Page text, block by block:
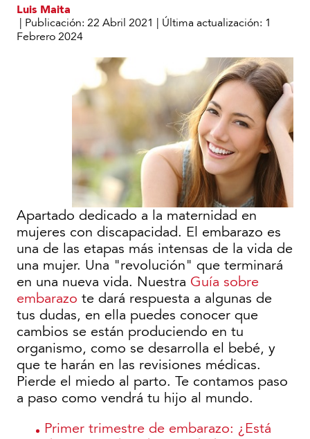
Luis Maita
| Publicación: 22 Abril 2021 | Última actualización: 1
Febrero 2024
Apartado dedicado a la maternidad en
mujeres con discapacidad. El embarazo es
una de las etapas más intensas de la vida de
una mujer. Una "revolución" que terminará
en una nueva vida. Nuestra Guía sobre
embarazo te dará respuesta a algunas de
tus dudas, en ella puedes conocer que
cambios se están produciendo en tu
organismo, como se desarrolla el bebé, y
que te harán en las revisiones médicas.
Pierde el miedo al parto. Te contamos paso
a paso como vendrá tu hijo al mundo.
Primer trimestre de embarazo: ¿Está